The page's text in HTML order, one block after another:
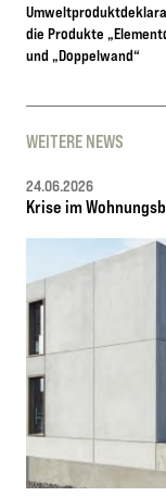
die Produkte
und „Doppelwand“
WEITERE NEWS
24.06.2026
Krise im